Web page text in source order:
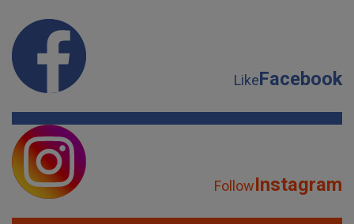
LikeFacebook
FollowInstagram